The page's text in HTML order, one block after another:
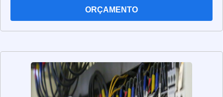
verificações regulares para identificar e corrigir
manutenção elétrica preventiva é importante para evitar
prolongar a vida útil dos equipamentos, pois detecta e
corrige problemas antes que eles se tornem mais graves.
Além disso, a manutenção elétrica preventiva ajuda a
reduzir os custos de manutenção, pois os problemas são
ORÇAMENTO